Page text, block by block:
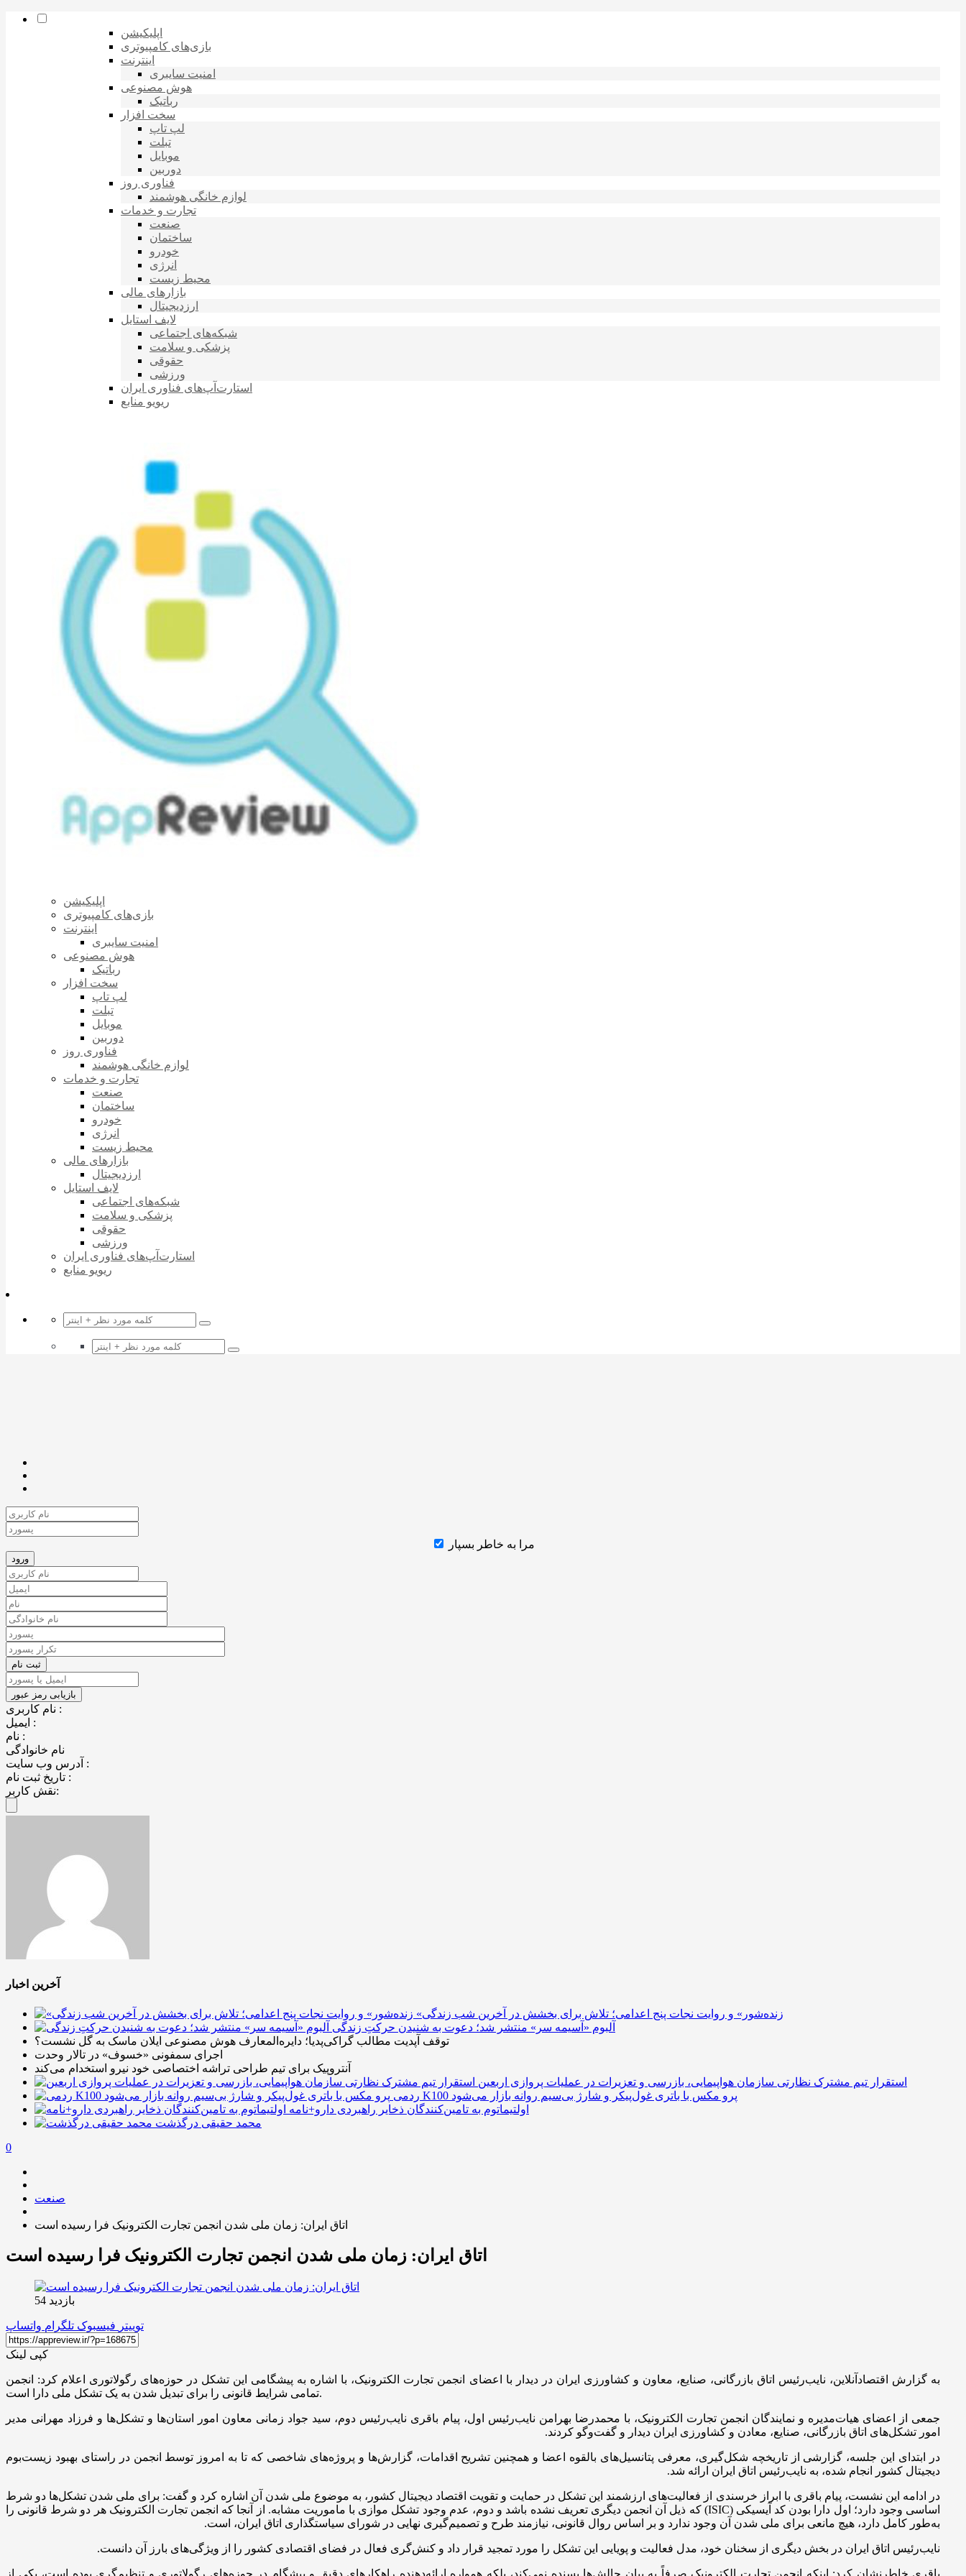
اپلیکیشن
بازی‌های کامپیوتری
اینترنت
امنیت سایبری
هوش مصنوعی
رباتیک
سخت افزار
لپ تاپ
تبلت
موبایل
دوربین
فناوری روز
لوازم خانگی هوشمند
تجارت و خدمات
صنعت
ساختمان
خودرو
انرژی
محیط زیست
بازارهای مالی
ارزدیجیتال
لایف استایل
شبکه‌های اجتماعی
پزشکی و سلامت
حقوقی
ورزشی
استارت‌آپ‌های فناوری ایران
ریویو منابع
اپلیکیشن
بازی‌های کامپیوتری
اینترنت
امنیت سایبری
هوش مصنوعی
رباتیک
سخت افزار
لپ تاپ
تبلت
موبایل
دوربین
فناوری روز
لوازم خانگی هوشمند
تجارت و خدمات
صنعت
ساختمان
خودرو
انرژی
محیط زیست
بازارهای مالی
ارزدیجیتال
لایف استایل
شبکه‌های اجتماعی
پزشکی و سلامت
حقوقی
ورزشی
استارت‌آپ‌های فناوری ایران
ریویو منابع
مرا به خاطر بسپار
نام کاربری :
ایمیل :
نام :
نام خانوادگی
آدرس وب سایت :
تاریخ ثبت نام :
نقش کاربر:
آخرین اخبار
«زنده‌شور» و روایت نجات پنج اعدامی؛ تلاش برای بخشش در آخرین شب زندگی
آلبوم «آسیمه سر» منتشر شد؛ دعوت به شنیدن حرکتِ زندگی
توقف آپدیت مطالب گراکی‌پدیا؛ دایره‌المعارف هوش مصنوعی ایلان ماسک به گل نشست؟
اجرای سمفونی «خسوف» در تالار وحدت
آنتروپیک برای تیم طراحی تراشه اختصاصی خود نیرو استخدام می‌کند
استقرار تیم مشترک نظارتی سازمان هواپیمایی، بازرسی و تعزیرات در عملیات پروازی اربعین
ردمی K100 پرو مکس با باتری غول‌پیکر و شارژ بی‌سیم روانه بازار می‌شود
اولتیماتوم به تامین‌کنندگان ذخایر راهبردی دارو+نامه
محمد حقیقی درگذشت
0
صنعت
اتاق ایران: زمان ملی شدن انجمن تجارت الکترونیک فرا رسیده است
اتاق ایران: زمان ملی شدن انجمن تجارت الکترونیک فرا رسیده است
بازدید 54
توییتر فیسبوک تلگرام واتساپ
کپی لینک
به گزارش اقتصادآنلاین، نایب‌رئیس اتاق بازرگانی، صنایع، معاون و کشاورزی ایران در دیدار با اعضای انجمن تجارت الکترونیک، با اشاره به پیشگامی این تشکل در حوزه‌های رگولاتوری اعلام کرد: انجمن
تمامی شرایط قانونی را برای تبدیل شدن به یک تشکل ملی دارا است.
جمعی از اعضای هیات‌مدیره و نمایندگان انجمن تجارت الکترونیک، با محمدرضا بهرامن نایب‌رئیس اول، پیام باقری نایب‌رئیس دوم، سید جواد زمانی معاون امور استان‌ها و تشکل‌ها و فرزاد مهرانی مدیر
امور تشکل‌های اتاق بازرگانی، صنایع، معادن و کشاورزی ایران دیدار و گفت‌وگو کردند.
در ابتدای این جلسه، گزارشی از تاریخچه شکل‌گیری، معرفی پتانسیل‌های بالقوه اعضا و همچنین تشریح اقدامات، گزارش‌ها و پروژه‌های شاخصی که تا به امروز توسط انجمن در راستای بهبود زیست‌بوم
دیجیتال کشور انجام شده، به نایب‌رئیس اتاق ایران ارائه شد.
در ادامه این نشست، پیام باقری با ابراز خرسندی از فعالیت‌های ارزشمند این تشکل در حمایت و تقویت اقتصاد دیجیتال کشور، به موضوع ملی شدن آن اشاره کرد و گفت: برای ملی شدن تشکل‌ها دو شرط
اساسی وجود دارد؛ اول دارا بودن کد آیسیکی (ISIC) که ذیل آن انجمن دیگری تعریف نشده باشد و دوم، عدم وجود تشکل موازی با ماموریت مشابه. از آنجا که انجمن تجارت الکترونیک هر دو شرط قانونی را
به‌طور کامل دارد، هیچ مانعی برای ملی شدن آن وجود ندارد و بر اساس روال قانونی، نیازمند طرح و تصمیم‌گیری نهایی در شورای سیاستگذاری اتاق ایران، است.
نایب‌رئیس اتاق ایران در بخش دیگری از سخنان خود، مدل فعالیت و پویایی این تشکل را مورد تمجید قرار داد و کنش‌گری فعال در فضای اقتصادی کشور را از ویژگی‌های بارز آن دانست.